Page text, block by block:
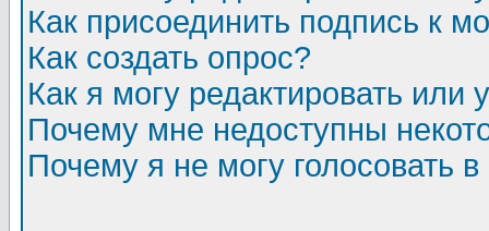
Как присоединить подпись к
Как создать опрос?
Как я могу редактировать или
Почему мне недоступны
Почему я не могу голосовать